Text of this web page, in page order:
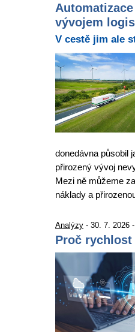
vývojem
V cestě jim ale
donedávna působil
přirozený vývoj
Mezi ně můžeme
náklady a
Analýzy - 30. 7. 2026
Proč rychlost